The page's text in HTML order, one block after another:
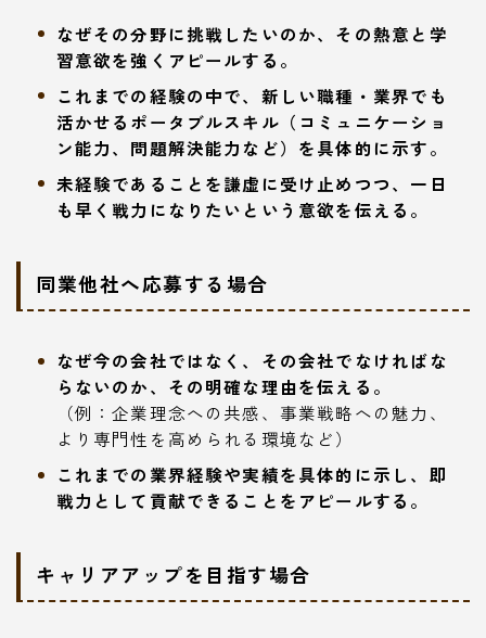
なぜその分野に挑戦したいのか、その熱意と学
習意欲を強くアピールする。
これまでの経験の中で、新しい職種・業界でも
活かせるポータブルスキル（コミュニケーショ
ン能力、問題解決能力など）を具体的に示す。
未経験であることを謙虚に受け止めつつ、一日
も早く戦力になりたいという意欲を伝える。
同業他社へ応募する場合
なぜ今の会社ではなく、その会社でなければな
らないのか、その明確な理由を伝える。
（例：企業理念への共感、事業戦略への魅力、
より専門性を高められる環境など）
これまでの業界経験や実績を具体的に示し、即
戦力として貢献できることをアピールする。
キャリアアップを目指す場合